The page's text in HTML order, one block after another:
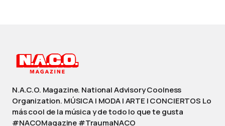
N.A.C.O. Magazine. National Advisory Coolness
Organization. MÚSICA | MODA | ARTE | CONCIERTOS Lo
más cool de la música y de todo lo que te gusta
#NACOMagazine #TraumaNACO